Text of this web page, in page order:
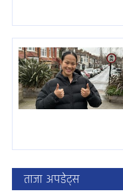
ताजा अपडेट्स